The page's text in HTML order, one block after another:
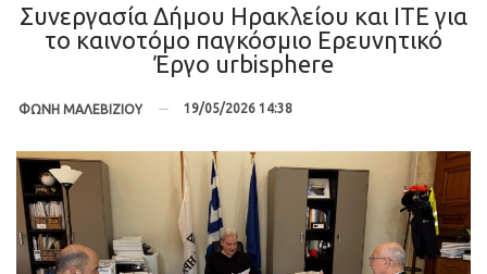
Συνεργασία Δήμου Ηρακλείου και ΙΤΕ για
το καινοτόμο παγκόσμιο Ερευνητικό
Έργο urbisphere
ΦΩΝΗ ΜΑΛΕΒΙΖΙΟΥ 19/05/2026 14:38